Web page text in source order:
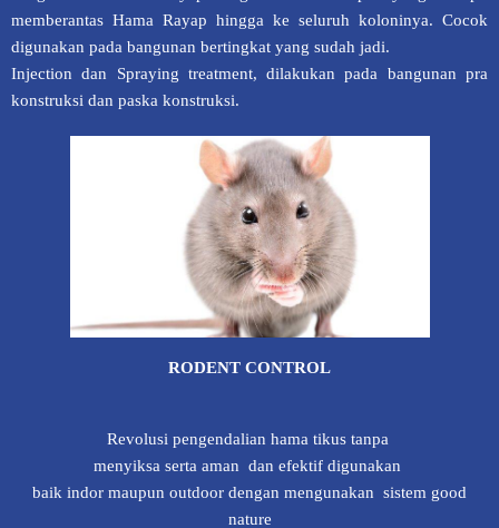
memberantas Hama Rayap hingga ke seluruh koloninya. Cocok
digunakan pada bangunan bertingkat yang sudah jadi.
Injection dan Spraying treatment, dilakukan pada bangunan pra
konstruksi dan paska konstruksi.
RODENT CONTROL
Revolusi pengendalian hama tikus tanpa
menyiksa serta aman dan efektif digunakan
baik indor maupun outdoor dengan mengunakan sistem good
nature